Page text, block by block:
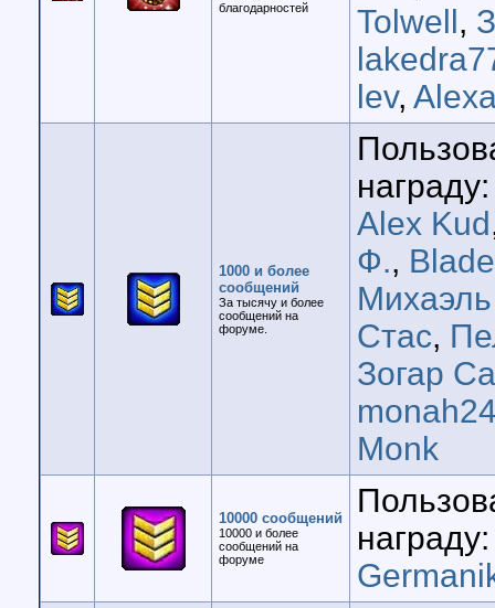
благодарностей
Tolwell,
lev,
1000 и более
сообщений
За тысячу и более
сообщений на
форуме.
Alex Kud
Ф.,
Стас,
Зогар
Monk
10000 сообщений
10000 и более
сообщений на
форуме